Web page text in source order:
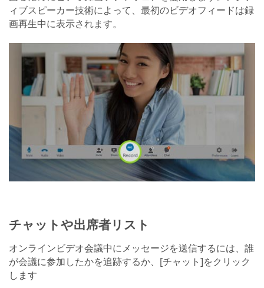
ィブスピーカー技術によって、最初のビデオフィードは録
画再生中に表示されます。
チャットや出席者リスト
オンラインビデオ会議中にメッセージを送信するには、誰
が会議に参加したかを追跡するか、[チャット]をクリック
します